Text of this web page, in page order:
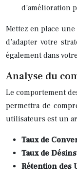
d’amélioration
Mettez en place
d’adapter votre
également dans
Analyse du
Le comportement
permettra de
utilisateurs est un
Taux de
Taux de
Rétention des